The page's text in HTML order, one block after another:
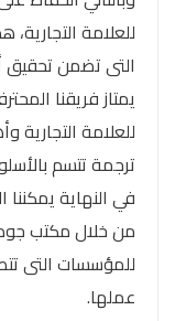
للعلامة
التى تضمن
يمتاز فريقنا
للعلامة
ترجمة تتسم
في النهاية
من خلال مكتب
للمؤسسات التى
عملها.